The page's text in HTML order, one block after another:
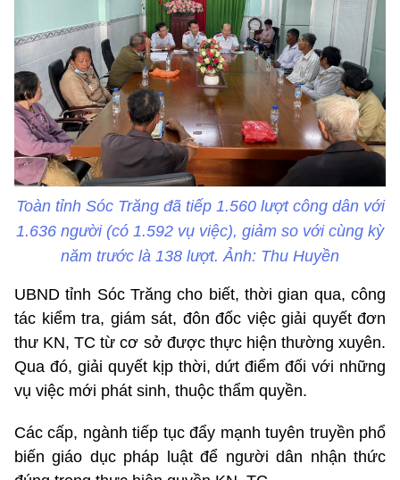
Toàn tỉnh Sóc Trăng đã tiếp 1.560 lượt công dân với
1.636 người (có 1.592 vụ việc), giảm so với cùng kỳ
năm trước là 138 lượt. Ảnh: Thu Huyền
UBND tỉnh Sóc Trăng cho biết, thời gian qua, công
tác kiểm tra, giám sát, đôn đốc việc giải quyết đơn
thư KN, TC từ cơ sở được thực hiện thường xuyên.
Qua đó, giải quyết kịp thời, dứt điểm đối với những
vụ việc mới phát sinh, thuộc thẩm quyền.
Các cấp, ngành tiếp tục đẩy mạnh tuyên truyền phổ
biến giáo dục pháp luật để người dân nhận thức